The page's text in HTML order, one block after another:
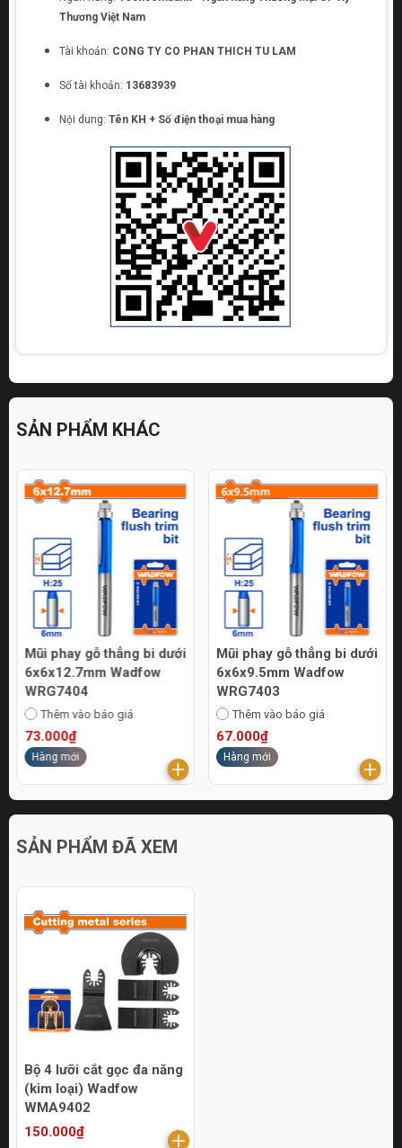
Thương Việt Nam
Tài khoản: CONG TY CO PHAN THICH TU LAM
Số tài khoản: 13683939
Nội dung: Tên KH + Số điện thoại mua hàng
SẢN PHẨM KHÁC
Mũi phay gỗ thẳng bi dưới
6x6x12.7mm Wadfow
WRG7404
Thêm vào báo giá
73.000₫
Hàng mới
Mũi phay gỗ thẳng bi dưới
6x6x9.5mm Wadfow
WRG7403
Thêm vào báo giá
67.000₫
Hàng mới
SẢN PHẨM ĐÃ XEM
Bộ 4 lưỡi cắt gọc đa năng
(kim loại) Wadfow
WMA9402
150.000₫